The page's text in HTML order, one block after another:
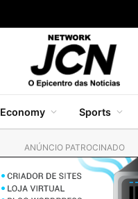
Economy Sports
ANÚNCIO PATROCINADO